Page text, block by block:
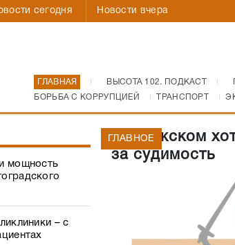
сегодня Новости вчера
ГЛАВНАЯ ВЫСОТА 102. ПОДКАСТ
БОРЬБА С КОРРУПЦИЕЙ
ТРАНСПОРТ
мощность
– с
В Волжском
за судимость
ГЛАВНОЕ